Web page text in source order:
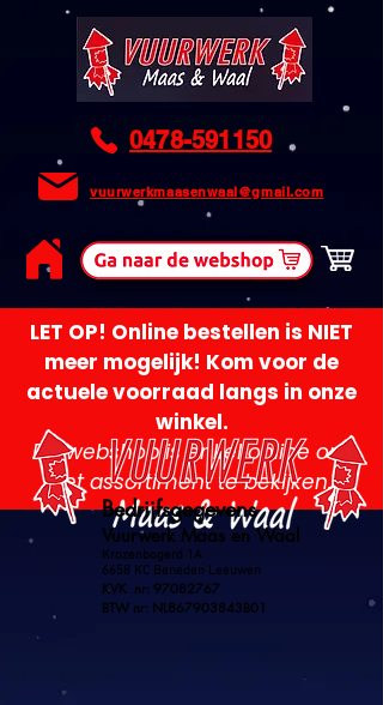
0478-591150
vuurwerkmaasenwaal@gmail.com
LET OP! Online bestellen is NIET
meer mogelijk! Kom voor de
actuele voorraad langs in onze
winkel.
De webshop is enkel online om
het assortiment te bekijken.
Bedrijfsgegevens
Vuurwerk Maas en Waal
Krozenbogerd 1A
6658 KC Beneden Leeuwen
KVK nr: 97082767
BTW nr: NL867903843B01